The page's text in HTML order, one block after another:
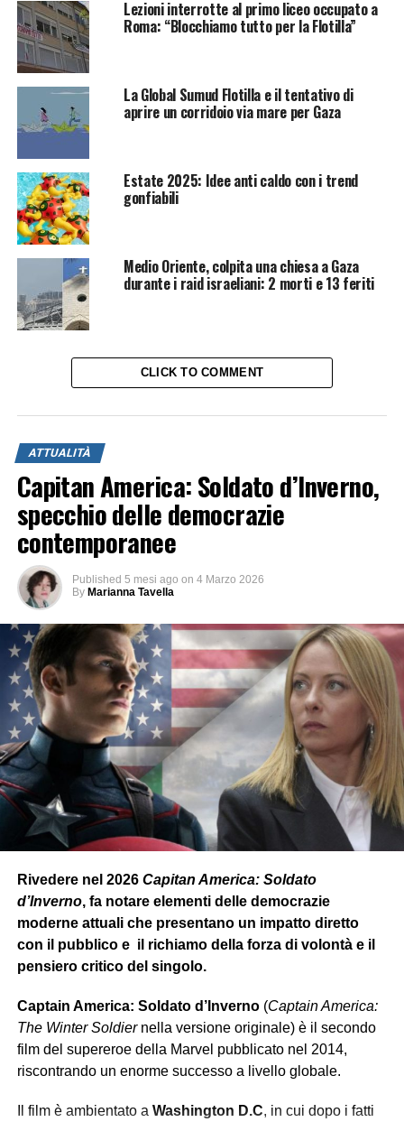
Lezioni interrotte al primo liceo occupato a
Roma: “Blocchiamo tutto per la Flotilla”
La Global Sumud Flotilla e il tentativo di
aprire un corridoio via mare per Gaza
Estate 2025: Idee anti caldo con i trend
gonfiabili
Medio Oriente, colpita una chiesa a Gaza
durante i raid israeliani: 2 morti e 13 feriti
CLICK TO COMMENT
ATTUALITÀ
Capitan America: Soldato d’Inverno,
specchio delle democrazie
contemporanee
Published 5 mesi ago on 4 Marzo 2026
By Marianna Tavella
Rivedere nel 2026 Capitan America: Soldato
d’Inverno, fa notare elementi delle democrazie
moderne attuali che presentano un impatto diretto
con il pubblico e il richiamo della forza di volontà e il
pensiero critico del singolo.
Captain America: Soldato d’Inverno(Captain America:
The Winter Soldiernella versione originale) è il secondo
film del supereroe della Marvel pubblicato nel 2014,
riscontrando un enorme successo a livello globale.
Il film è ambientato a Washington D.C, in cui dopo i fatti